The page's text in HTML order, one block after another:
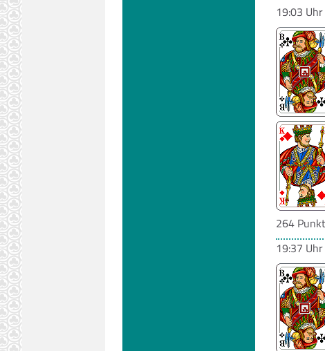
19:03 Uhr
264
19:37 Uhr